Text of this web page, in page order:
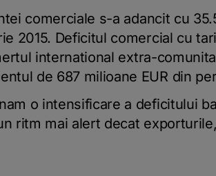
comerciale s-a adancit cu
2015. Deficitul comercial cu
international extra-
de 687 milioane EUR din
o intensificare a deficitului
ritm mai alert decat